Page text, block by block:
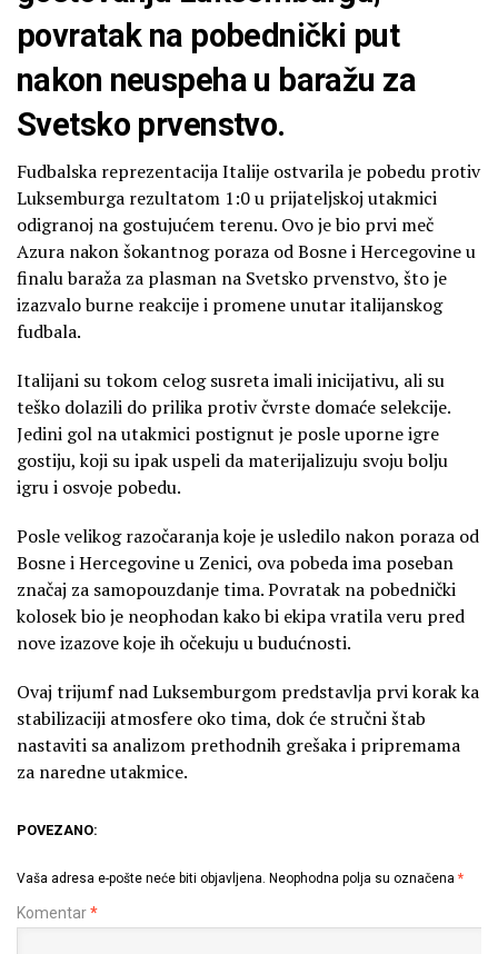
povratak na pobednički put
nakon neuspeha u baražu za
Svetsko prvenstvo.
Fudbalska reprezentacija Italije ostvarila je pobedu protiv
Luksemburga rezultatom 1:0 u prijateljskoj utakmici
odigranoj na gostujućem terenu. Ovo je bio prvi meč
Azura nakon šokantnog poraza od Bosne i Hercegovine u
finalu baraža za plasman na Svetsko prvenstvo, što je
izazvalo burne reakcije i promene unutar italijanskog
fudbala.
Italijani su tokom celog susreta imali inicijativu, ali su
teško dolazili do prilika protiv čvrste domaće selekcije.
Jedini gol na utakmici postignut je posle uporne igre
gostiju, koji su ipak uspeli da materijalizuju svoju bolju
igru i osvoje pobedu.
Posle velikog razočaranja koje je usledilo nakon poraza od
Bosne i Hercegovine u Zenici, ova pobeda ima poseban
značaj za samopouzdanje tima. Povratak na pobednički
kolosek bio je neophodan kako bi ekipa vratila veru pred
nove izazove koje ih očekuju u budućnosti.
Ovaj trijumf nad Luksemburgom predstavlja prvi korak ka
stabilizaciji atmosfere oko tima, dok će stručni štab
nastaviti sa analizom prethodnih grešaka i pripremama
za naredne utakmice.
POVEZANO:
Vaša adresa e-pošte neće biti objavljena. Neophodna polja su označena *
Komentar*